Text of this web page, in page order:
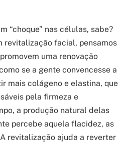
“choque” nas células, sabe?
revitalização facial, pensamos
uma renovação
se a gente convencesse a
mais colágeno e elastina, que
pela firmeza e
a produção natural delas
percebe aquela flacidez, as
revitalização ajuda a reverter